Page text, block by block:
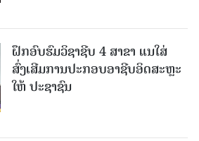
ຝຶກອົບຮົມວິຊາຊີບ 4 ສາຂາ ແນໃສ່
ສົ່ງເສີມການປະກອບອາຊີບອິດສະຫຼະ
ໃຫ້ ປະຊາຊົນ